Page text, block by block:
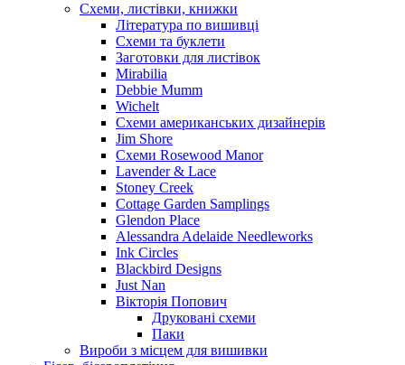
Схеми, листівки, книжки
Література по вишивці
Схеми та буклети
Заготовки для листівок
Mirabilia
Debbie Mumm
Wichelt
Схеми американських дизайнерів
Jim Shore
Cхеми Rosewood Manor
Lavender & Lace
Stoney Creek
Cottage Garden Samplings
Glendon Place
Alessandra Adelaide Needleworks
Ink Circles
Blackbird Designs
Just Nan
Вікторія Попович
Друковані схеми
Паки
Вироби з місцем для вишивки